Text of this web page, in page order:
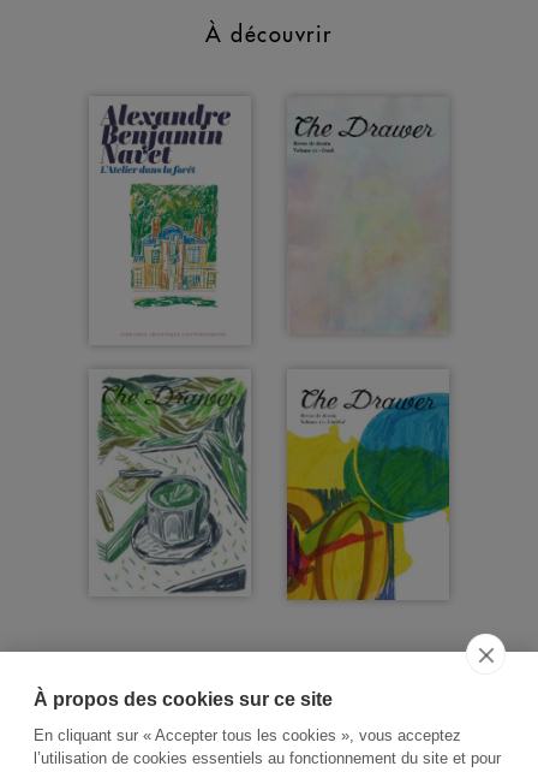
À propos des cookies sur ce site
En cliquant sur « Accepter tous les cookies », vous acceptez
l’utilisation de cookies essentiels au fonctionnement du site et pour
À découvrir
RECHERCHE THÉMATIQUE